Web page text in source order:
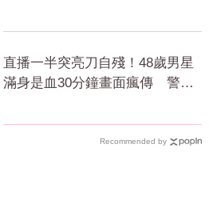
直播一半突亮刀自殘！48歲男星
滿身是血30分鐘畫面瘋傳 警急
Recommended by